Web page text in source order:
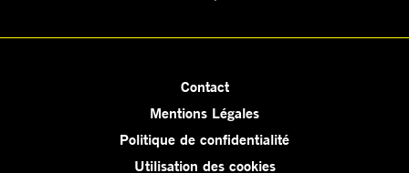
Contact
Mentions Légales
Politique de confidentialité
Utilisation des cookies